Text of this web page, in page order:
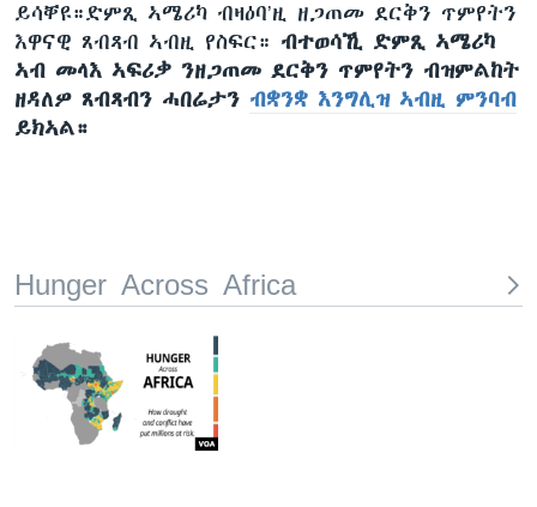
ይሳቐዩ።ድምጺ ኣሜሪካ ብዛዕባ’ዚ ዘጋጠመ ደርቅን ጥምየትን
እዋናዊ ጸብጻብ ኣብዚ የስፍር። ብተወሳኺ ድምጺ ኣሜሪካ
ኣብ መላእ ኣፍሪቃ ንዘጋጠመ ደርቅን ጥምየትን ብዝምልከት
ዘዳለዎ ጸብጻብን ሓበሬታን ብቋንቋ እንግሊዝ ኣብዚ ምንባብ
ይክኣል።
Hunger Across Africa